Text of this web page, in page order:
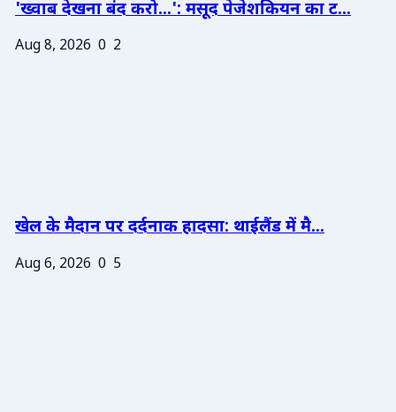
'ख्वाब देखना बंद करो...': मसूद पेजेशकियन का ट...
Aug 8, 2026 0 2
खेल के मैदान पर दर्दनाक हादसा: थाईलैंड में मै...
Aug 6, 2026 0 5